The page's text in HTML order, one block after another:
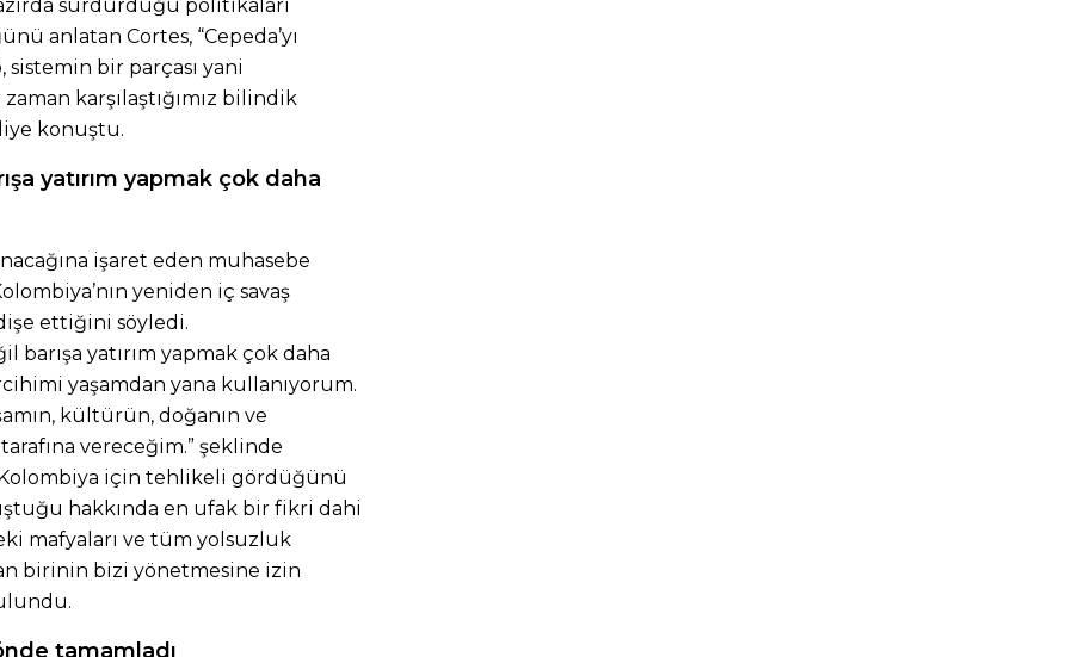
sürdürdüğü politikaları
anlatan Cortes, “Cepeda’yı
bir parçası yani
karşılaştığımız bilindik
konuştu.
yatırım yapmak çok daha
işaret eden muhasebe
yeniden iç savaş
ettiğini söyledi.
barışa yatırım yapmak çok daha
yaşamdan yana kullanıyorum.
kültürün, doğanın ve
vereceğim.” şeklinde
Kolombiya için tehlikeli gördüğünü
hakkında en ufak bir fikri dahi
mafyaları ve tüm yolsuzluk
birinin bizi yönetmesine izin
tamamladı